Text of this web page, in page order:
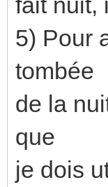
5) Pour
tombée
de la
que
je dois